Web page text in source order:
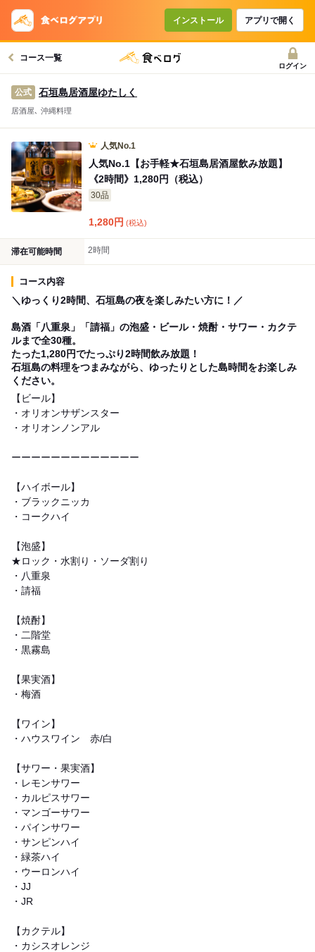
インストール アプリで開く
コース一覧
ログイン
公式 石垣島居酒屋ゆたしく
居酒屋､ 沖縄料理
人気No.1
人気No.1【お手軽★石垣島居酒屋飲み放題】
《2時間》1,280円（税込）
30品
1,280円 (税込)
滞在可能時間 2時間
コース内容
＼ゆっくり2時間、石垣島の夜を楽しみたい方に！／
島酒「八重泉」「請福」の泡盛・ビール・焼酎・サワー・カクテ
ルまで全30種。
たった1,280円でたっぷり2時間飲み放題！
石垣島の料理をつまみながら、ゆったりとした島時間をお楽しみ
ください。
【ビール】
・オリオンサザンスター
・オリオンノンアル
ーーーーーーーーーーーーー
【ハイボール】
・ブラックニッカ
・コークハイ
【泡盛】
★ロック・水割り・ソーダ割り
・八重泉
・請福
【焼酎】
・二階堂
・黒霧島
【果実酒】
・梅酒
【ワイン】
・ハウスワイン 赤/白
【サワー・果実酒】
・レモンサワー
・カルピスサワー
・マンゴーサワー
・パインサワー
・サンピンハイ
・緑茶ハイ
・ウーロンハイ
・JJ
・JR
【カクテル】
・カシスオレンジ
コースで使えるクーポン
戻る
クーポンを利用せず予約する